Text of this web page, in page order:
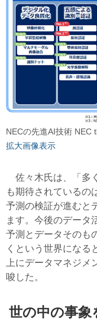
NECの先進AI技術 NEC
拡大画像表示
佐々木氏は、「多
も期待されているの
予測の検証が進むと
ます。今後のデータ
予測とデータそのも
くという世界になる
上にデータマネジ
唆した。
世の中の事象